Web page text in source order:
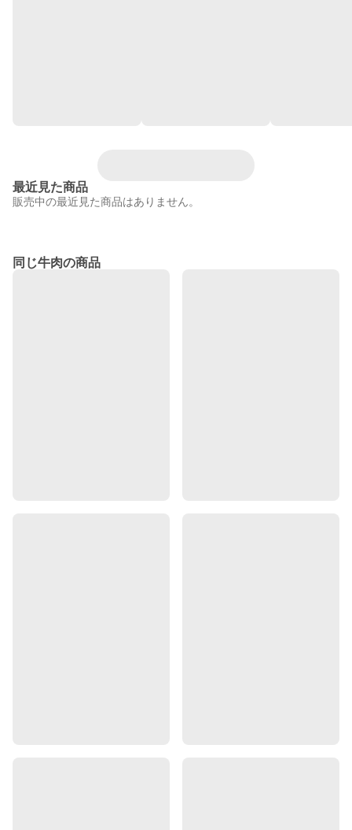
最近見た商品
販売中の最近見た商品はありません。
同じ牛肉の商品